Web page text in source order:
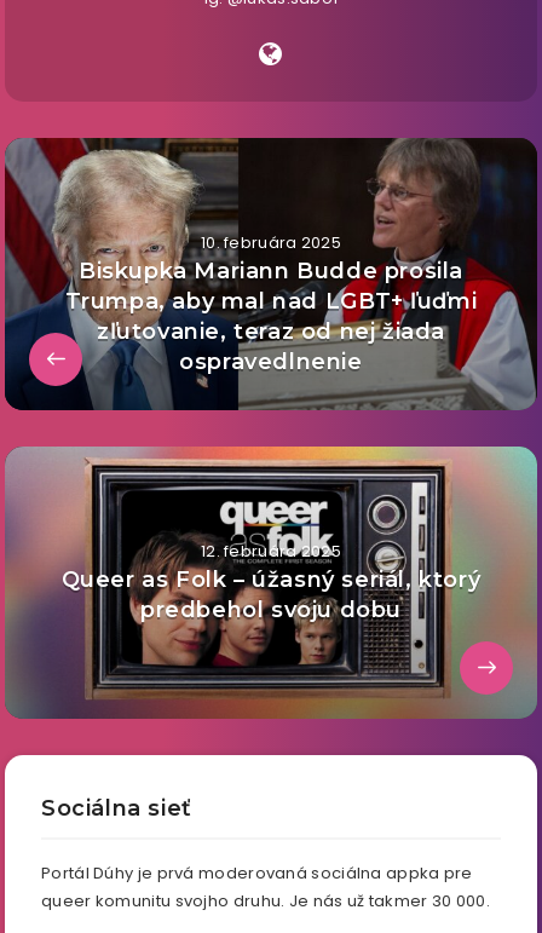
10. februára 2025
Biskupka Mariann Budde prosila
Trumpa, aby mal nad LGBT+ ľuďmi
zľutovanie, teraz od nej žiada
ospravedlnenie
12. februára 2025
Queer as Folk – úžasný seriál, ktorý
predbehol svoju dobu
Sociálna sieť
Portál Dúhy je prvá moderovaná sociálna appka pre
queer komunitu svojho druhu. Je nás už takmer 30 000.